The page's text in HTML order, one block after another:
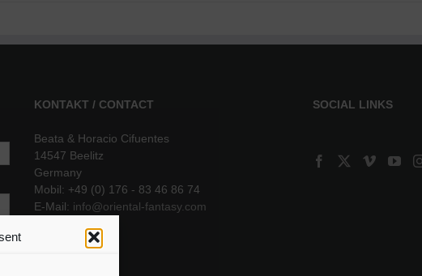
KONTAKT / CONTACT
Beata & Horacio Cifuentes
14547 Beelitz
Germany
Mobil: +49 (0) 176 - 83 46 86 74
E-Mail: info@oriental-fantasy.com
SOCIAL LINKS